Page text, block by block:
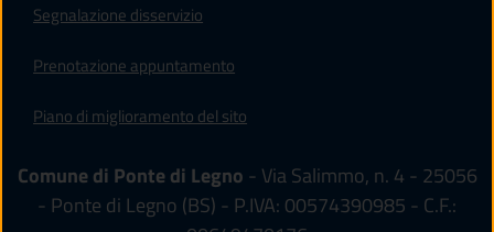
Segnalazione disservizio
Prenotazione appuntamento
Piano di miglioramento del sito
Comune di Ponte di Legno - Via Salimmo, n. 4 - 25056
- Ponte di Legno (BS) - P.IVA: 00574390985 - C.F.: